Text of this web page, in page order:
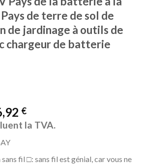
de terre de sol de
de jardinage à outils de
chargeur de batterie
€
la TVA.
fil □: sans fil est génial, car vous ne